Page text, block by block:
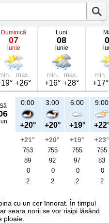
Duminică
07
iunie
max.
+26°
Luni
08
iunie
min.
+16°
max.
+28°
min.
+17°
Sâ 0:00
+20°
+21°
753
89
0
2
3:00
+20°
+20°
755
92
0
2
6:00
+19°
+19°
755
97
0
2
9:00
+23°
755
83
0
2
cu un cer înnorat. În timpul
seara norii se vor risipi lăsând
ploaie.